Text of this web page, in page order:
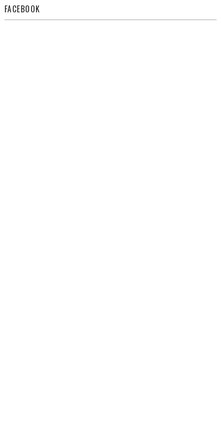
FACEBOOK